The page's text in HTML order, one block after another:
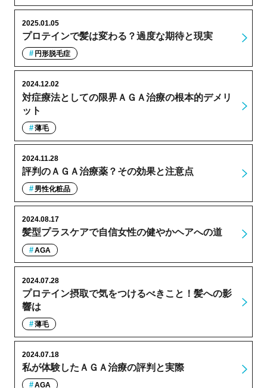
プロテインで髪は変わる？過度な期待と現実
2025.01.05
円形脱毛症
対症療法としての限界ＡＧＡ治療の根本的デメリ
ット
2024.12.02
薄毛
評判のＡＧＡ治療薬？その効果と注意点
2024.11.28
男性化粧品
髪型プラスケアで自信女性の健やかヘアへの道
2024.08.17
AGA
プロテイン摂取で気をつけるべきこと！髪への影
響は
2024.07.28
薄毛
私が体験したＡＧＡ治療の評判と実際
2024.07.18
AGA